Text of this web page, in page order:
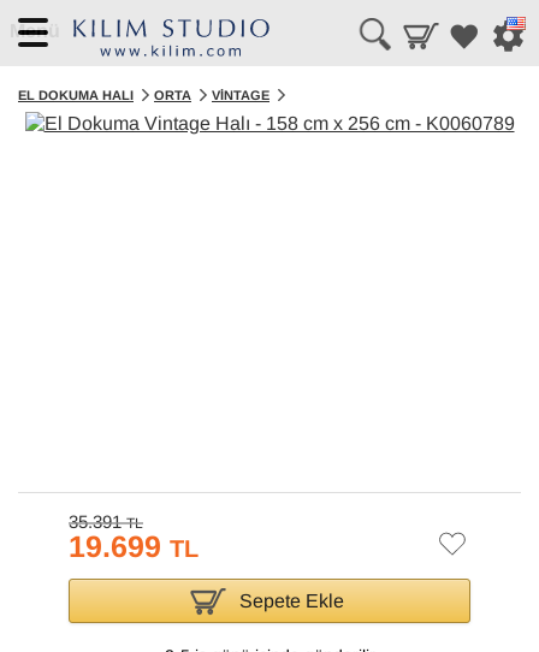
Menü
EL DOKUMA HALI ORTA VINTAGE
35.391TL
19.699 TL
Sepete Ekle